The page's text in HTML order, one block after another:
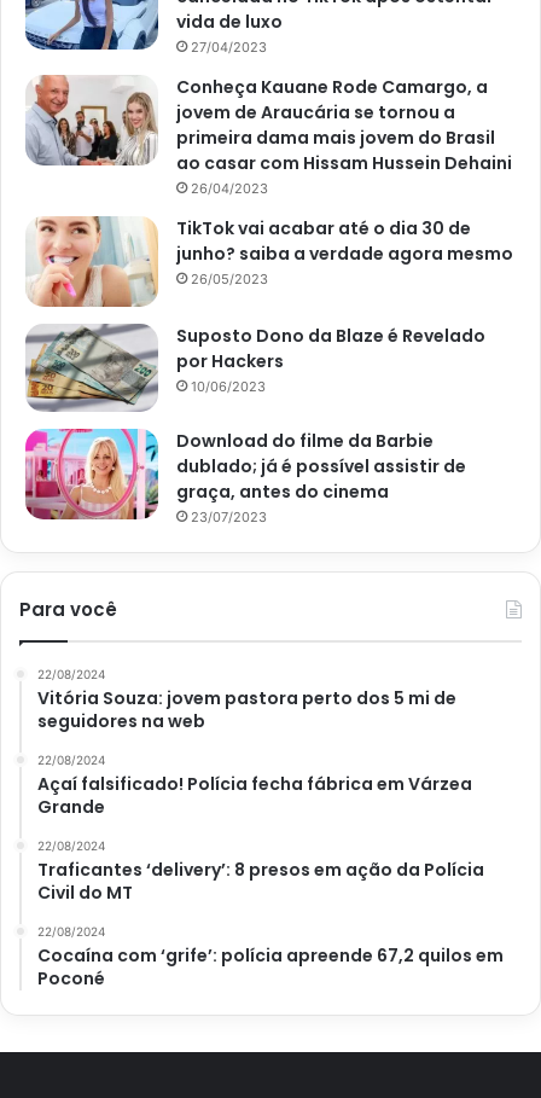
Apenas deve se atentar ao valor do jogo, pois, tem que
fazer ao menos R$ 30 em apostas.
Quanto ao regulamento, a Mega-Sena tem um volante com
60 números. O jogador pode escolher o mínimo de 6 e o
máximo de 20 dezenas para tentar ganhar. Também é
escolher, mais caro fica o jogo e maior é a chance de
tentar ganhar.
Neste caso, quem acertar 6 números ganha o prêmio
principal. E, quem acertar quatro ou cinco números,
também ganha um determinado valor na Mega-Sena.
Como receber o prêmio
O ganhador da Mega-Sena pode sacar o dinheiro em
levar o valor, tem que apresentar ao menos um documento
original com foto e também o bilhete original premiado.
poderá sacar em uma casa lotérica. Contudo, também
precisa levar o documento original com foto e o bilhete
original premiado.
Avalie este post post
loteria Mega-Sena sorteio
vida de luxo
27/04/2023
Conheça Kauane Rode Camargo, a
jovem de Araucária se tornou a
primeira dama mais jovem do Brasil
ao casar com Hissam Hussein Dehaini
26/04/2023
TikTok vai acabar até o dia 30 de
junho? saiba a verdade agora mesmo
26/05/2023
Suposto Dono da Blaze é Revelado
por Hackers
10/06/2023
Download do filme da Barbie
dublado; já é possível assistir de
graça, antes do cinema
23/07/2023
Para você
22/08/2024
Vitória Souza: jovem pastora perto dos 5 mi de
seguidores na web
22/08/2024
Açaí falsificado! Polícia fecha fábrica em Várzea
Grande
22/08/2024
Traficantes ‘delivery’: 8 presos em ação da Polícia
Civil do MT
22/08/2024
Cocaína com ‘grife’: polícia apreende 67,2 quilos em
Poconé